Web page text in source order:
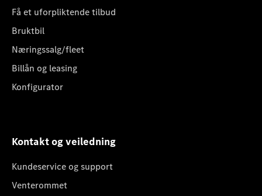
Få et uforpliktende tilbud
Bruktbil
Næringssalg/fleet
Billån og leasing
Konfigurator
Kontakt og veiledning
Kundeservice og support
Venterommet